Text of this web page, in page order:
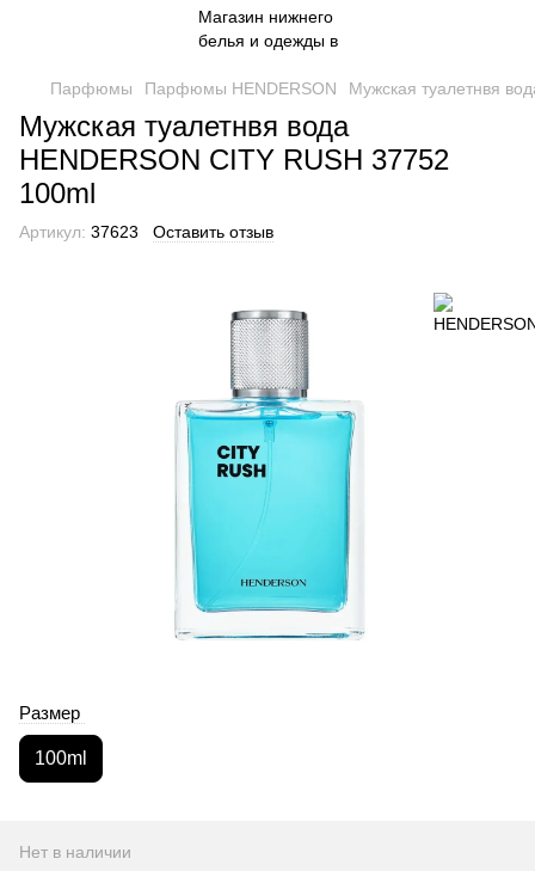
Парфюмы Парфюмы HENDERSON Мужская туалетнвя
Мужская туалетнвя вода
HENDERSON CITY RUSH 37752
100ml
Артикул: 37623 Оставить отзыв
Размер
100ml
Нет в наличии